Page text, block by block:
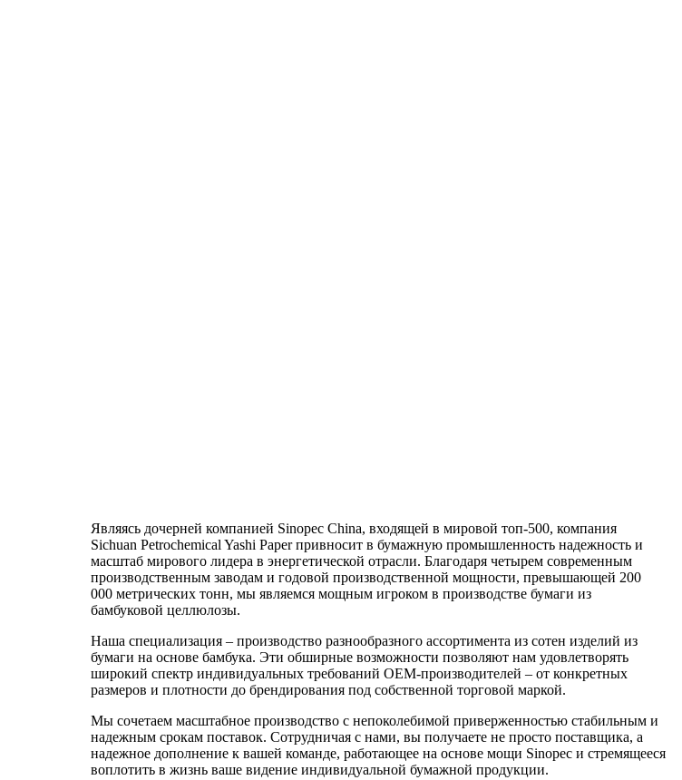
Являясь дочерней компанией Sinopec China, входящей в мировой топ-500, компания
Sichuan Petrochemical Yashi Paper привносит в бумажную промышленность надежность и
масштаб мирового лидера в энергетической отрасли. Благодаря четырем современным
производственным заводам и годовой производственной мощности, превышающей 200
000 метрических тонн, мы являемся мощным игроком в производстве бумаги из
бамбуковой целлюлозы.
Наша специализация – производство разнообразного ассортимента из сотен изделий из
бумаги на основе бамбука. Эти обширные возможности позволяют нам удовлетворять
широкий спектр индивидуальных требований OEM-производителей – от конкретных
размеров и плотности до брендирования под собственной торговой маркой.
Мы сочетаем масштабное производство с непоколебимой приверженностью стабильным и
надежным срокам поставок. Сотрудничая с нами, вы получаете не просто поставщика, а
надежное дополнение к вашей команде, работающее на основе мощи Sinopec и стремящееся
воплотить в жизнь ваше видение индивидуальной бумажной продукции.